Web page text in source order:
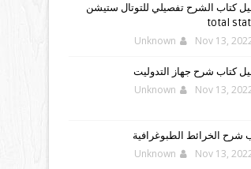
كتاب الشرح تفصيلي للتوتال ستيشن
total
Unknown Nov 13,
كتاب شرح جهاز التدوليت
Unknown Nov 13,
شرح الخرائط الطبوغرافية
Unknown Nov 13,